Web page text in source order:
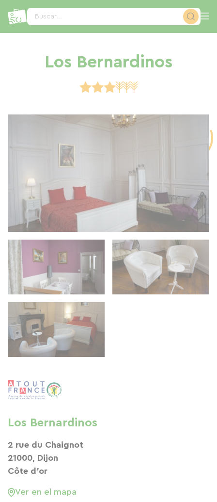
Buscar...
Los Bernardinos
Los Bernardinos
2 rue du Chaignot
21000, Dijon
Côte d'or
Ver en el mapa
Panel de gestión de cookies